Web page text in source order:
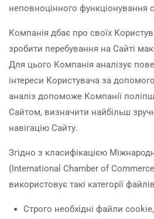
неповноцінного функціонування
Компанія дбає про своїх
зробити перебування на Сайті
Для цього Компанія аналізує
інтереси Користувача за
аналіз допоможе Компанії
Сайтом, визначити найбільш
навігацію Сайту.
Згідно з класифікацією
(International Chamber of
використовує такі категорії
Строго необхідні файли cookie,